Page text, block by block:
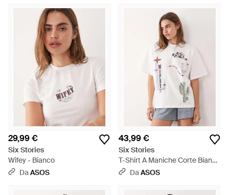
29,99 €
Six Stories
Wifey - Bianco
DaASOS
43,99 €
Six Stories
T-Shirt A Maniche Corte Bianca
Con Grafica Stile Western -
DaASOS